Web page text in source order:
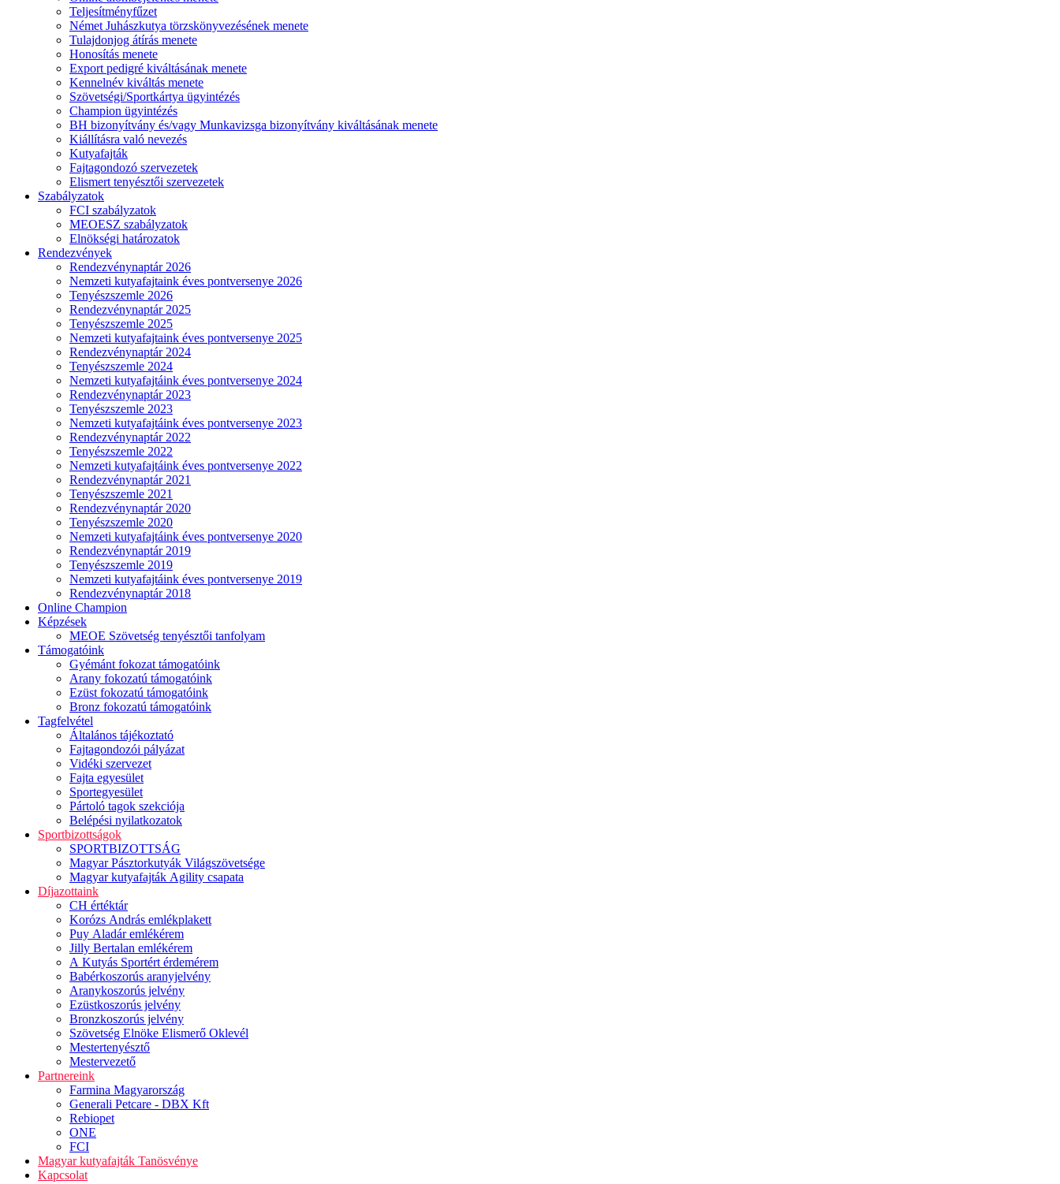
Teljesítményfűzet
Német Juhászkutya törzskönyvezésének menete
Tulajdonjog átírás menete
Honosítás menete
Export pedigré kiváltásának menete
Kennelnév kiváltás menete
Szövetségi/Sportkártya ügyintézés
Champion ügyintézés
BH bizonyítvány és/vagy Munkavizsga bizonyítvány kiváltásának menete
Kiállításra való nevezés
Kutyafajták
Fajtagondozó szervezetek
Elismert tenyésztői szervezetek
Szabályzatok
FCI szabályzatok
MEOESZ szabályzatok
Elnökségi határozatok
Rendezvények
Rendezvénynaptár 2026
Nemzeti kutyafajtaink éves pontversenye 2026
Tenyészszemle 2026
Rendezvénynaptár 2025
Tenyészszemle 2025
Nemzeti kutyafajtaink éves pontversenye 2025
Rendezvénynaptár 2024
Tenyészszemle 2024
Nemzeti kutyafajtáink éves pontversenye 2024
Rendezvénynaptár 2023
Tenyészszemle 2023
Nemzeti kutyafajtáink éves pontversenye 2023
Rendezvénynaptár 2022
Tenyészszemle 2022
Nemzeti kutyafajtáink éves pontversenye 2022
Rendezvénynaptár 2021
Tenyészszemle 2021
Rendezvénynaptár 2020
Tenyészszemle 2020
Nemzeti kutyafajtáink éves pontversenye 2020
Rendezvénynaptár 2019
Tenyészszemle 2019
Nemzeti kutyafajtáink éves pontversenye 2019
Rendezvénynaptár 2018
Online Champion
Képzések
MEOE Szövetség tenyésztői tanfolyam
Támogatóink
Gyémánt fokozat támogatóink
Arany fokozatú támogatóink
Ezüst fokozatú támogatóink
Bronz fokozatú támogatóink
Tagfelvétel
Általános tájékoztató
Fajtagondozói pályázat
Vidéki szervezet
Fajta egyesület
Sportegyesület
Pártoló tagok szekciója
Belépési nyilatkozatok
Sportbizottságok
SPORTBIZOTTSÁG
Magyar Pásztorkutyák Világszövetsége
Magyar kutyafajták Agility csapata
Díjazottaink
CH értéktár
Korózs András emlékplakett
Puy Aladár emlékérem
Jilly Bertalan emlékérem
A Kutyás Sportért érdemérem
Babérkoszorús aranyjelvény
Aranykoszorús jelvény
Ezüstkoszorús jelvény
Bronzkoszorús jelvény
Szövetség Elnöke Elismerő Oklevél
Mestertenyésztő
Mestervezető
Partnereink
Farmina Magyarország
Generali Petcare - DBX Kft
Rebiopet
ONE
FCI
Magyar kutyafajták Tanösvénye
Kapcsolat